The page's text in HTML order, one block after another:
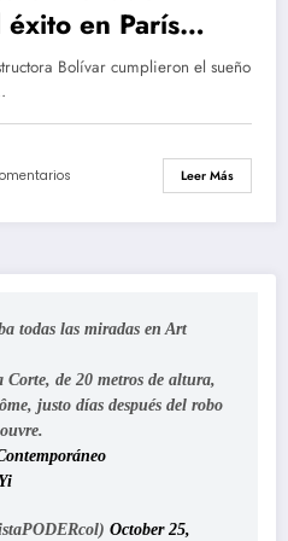
en París
Bolívar cumplieron el sueño
Leer Más
todas las miradas en Art
de 20 metros de altura,
justo días después del robo
October 25,